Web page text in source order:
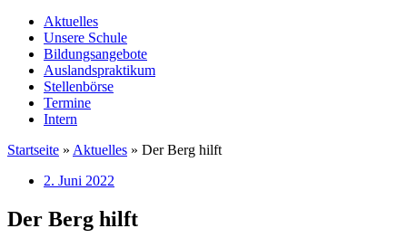
Aktuelles
Unsere Schule
Bildungsangebote
Auslandspraktikum
Stellenbörse
Termine
Intern
Startseite » Aktuelles » Der Berg hilft
2. Juni 2022
Der Berg hilft